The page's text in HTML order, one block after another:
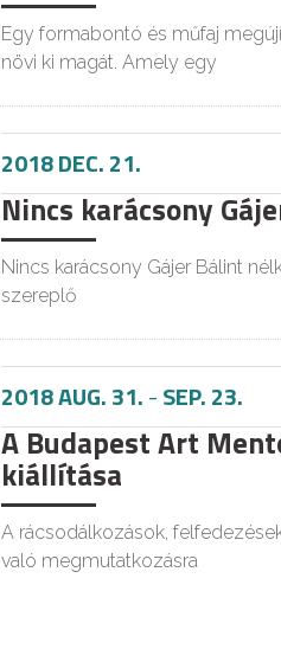
Egy formabontó és műfaj
növi ki magát. Amely egy
2018 DEC. 21.
Nincs karácsony
Nincs karácsony Gájer Bálint
szereplő
2018 AUG. 31.-SEP. 23.
A Budapest Art
kiállítása
A rácsodálkozások,
való megmutatkozásra